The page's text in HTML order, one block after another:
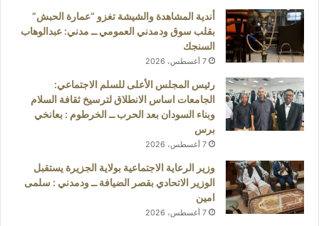
أندية المشاهدة والشيشة تغزو “عمارة الحبش”
بقلب سوق ودمدني العمومي ــ مدني: عبدالوهاب
السنجك
7 أغسطس، 2026
رئيس المجلس الأعلى للسلم الاجتماعي:
الجامعات اساس الانطلاق لترسيخ ثقافة السلام
وبناء السودان بعد الحرب ــ الخرطوم : بعانخي
برس
7 أغسطس، 2026
وزير الرعاية الاجتماعية بولاية الجزيرة يستقبل
الوزير الاتحادي بقصر الضيافة ــ ودمدني : سلمى
امين
7 أغسطس، 2026